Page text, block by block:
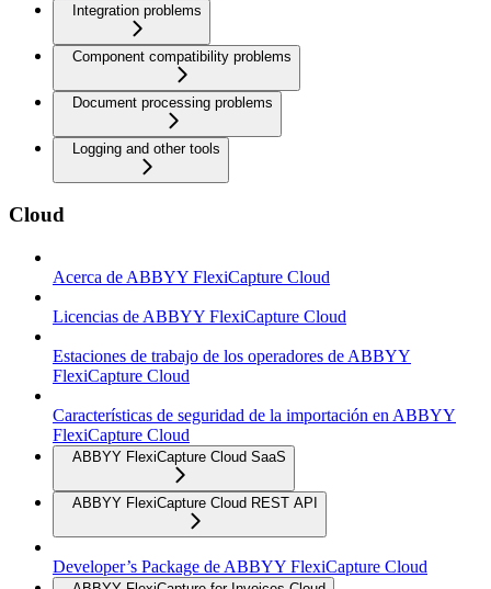
Integration problems
Component compatibility problems
Document processing problems
Logging and other tools
Cloud
Acerca de ABBYY FlexiCapture Cloud
Licencias de ABBYY FlexiCapture Cloud
Estaciones de trabajo de los operadores de ABBYY
FlexiCapture Cloud
Características de seguridad de la importación en ABBYY
FlexiCapture Cloud
ABBYY FlexiCapture Cloud SaaS
ABBYY FlexiCapture Cloud REST API
Developer’s Package de ABBYY FlexiCapture Cloud